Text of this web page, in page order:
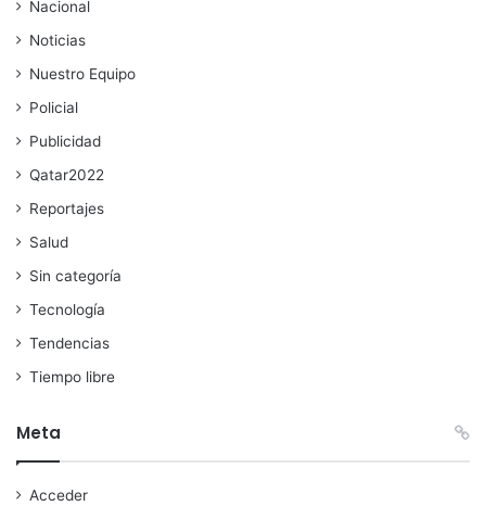
Nacional
Noticias
Nuestro Equipo
Policial
Publicidad
Qatar2022
Reportajes
Salud
Sin categoría
Tecnología
Tendencias
Tiempo libre
Meta
Acceder